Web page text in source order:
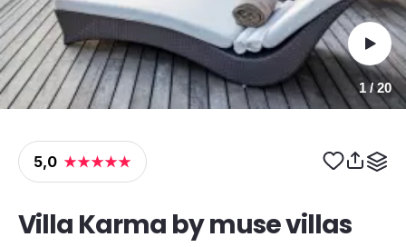
1/ 20
5,0
Villa Karma by muse villas